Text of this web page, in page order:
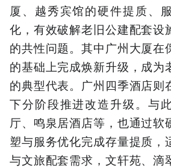
厦、越秀宾馆的硬件提质、
化，有效破解老旧公建配套设
的共性问题。其中广州大厦在
的基础上完成焕新升级，成为
的典型代表。广州四季酒店则
下分阶段推进改造升级。与
厅、鸣泉居酒店等，也通过软
塑与服务优化完成存量提质，
与文旅配套需求，文轩苑、滴